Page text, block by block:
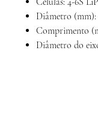
Diâmetro (mm):
Comprimento
Diâmetro do